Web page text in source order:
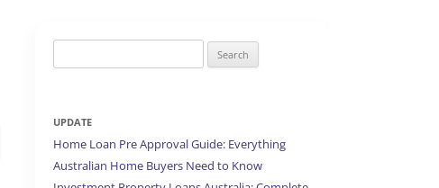
for:
UPDATE
Home Loan Pre Approval Guide: Everything
Australian Home Buyers Need to Know